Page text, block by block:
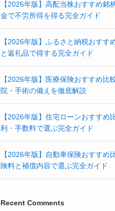
【2026年版】高配当株おすすめ銘
金で不労所得を得る完全ガイド
【2026年版】ふるさと納税おすす
と返礼品で得する完全ガイド
【2026年版】医療保険おすすめ比
院・手術の備えを徹底解説
【2026年版】住宅ローンおすすめ
利・手数料で選ぶ完全ガイド
【2026年版】自動車保険おすすめ
険料と補償内容で選ぶ完全ガイド
Recent Comments